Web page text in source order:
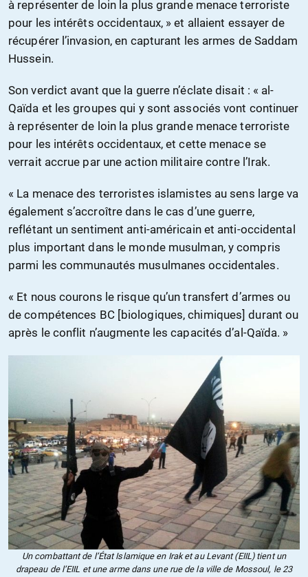
à représenter de loin la plus grande menace terroriste
pour les intérêts occidentaux, » et allaient essayer de
récupérer l’invasion, en capturant les armes de Saddam
Hussein.
Son verdict avant que la guerre n’éclate disait : « al-
Qaïda et les groupes qui y sont associés vont continuer
à représenter de loin la plus grande menace terroriste
pour les intérêts occidentaux, et cette menace se
verrait accrue par une action militaire contre l’Irak.
« La menace des terroristes islamistes au sens large va
également s’accroître dans le cas d’une guerre,
reflétant un sentiment anti-américain et anti-occidental
plus important dans le monde musulman, y compris
parmi les communautés musulmanes occidentales.
« Et nous courons le risque qu’un transfert d’armes ou
de compétences BC [biologiques, chimiques] durant ou
après le conflit n’augmente les capacités d’al-Qaïda. »
Un combattant de l’État Islamique en Irak et au Levant (EIIL) tient un
drapeau de l’EIIL et une arme dans une rue de la ville de Mossoul, le 23